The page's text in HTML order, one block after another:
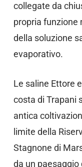
collegate da
propria funzione
della soluzione
evaporativo.
Le saline Ettore
costa di Trapani
antica
limite della
Stagnone di
da un